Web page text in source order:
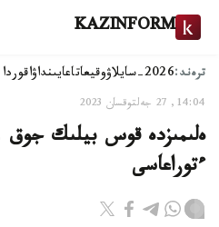
KAZINFORM
ترەند:2026-سايلاۋ وقيعاتاعايىنداۋاقوردا
14:04, 27 جەلتوقسان 2023
ەلىمىزدە قوس بيلىك
ءتوراعاسى